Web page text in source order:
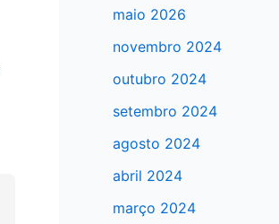
maio 2026
novembro 2024
outubro 2024
setembro 2024
agosto 2024
abril 2024
março 2024